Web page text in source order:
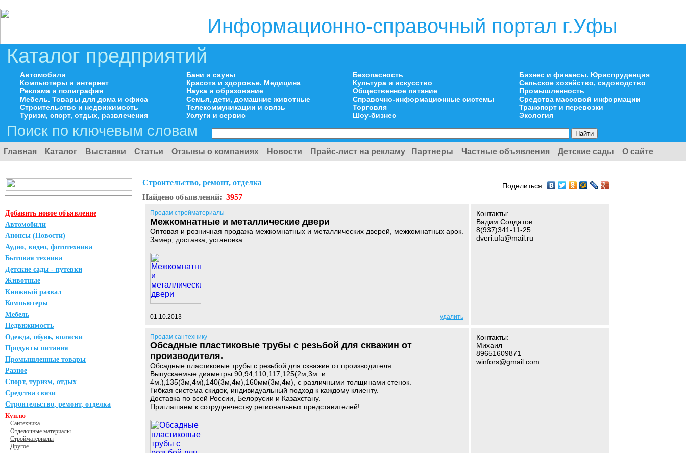
Информационно-справочный портал г.Уфы
Каталог предприятий
Автомобили
Компьютеры и интернет
Реклама и полиграфия
Мебель. Товары для дома и офиса
Строительство и недвижимость
Туризм, спорт, отдых, развлечения
Бани и сауны
Красота и здоровье. Медицина
Наука и образование
Семья, дети, домашние животные
Телекоммуникации и связь
Услуги и сервис
Безопасность
Культура и искусство
Общественное питание
Справочно-информационные системы
Торговля
Шоу-бизнес
Бизнес и финансы. Юриспруденция
Сельское хозяйство, садоводство
Промышленность
Средства массовой информации
Транспорт и перевозки
Экология
Поиск по ключевым словам
Главная Каталог Выставки Статьи Отзывы о компаниях Новости Прайс-лист на рекламу Партнеры Частные объявления Детские сады О сайте
Добавить новое объявление
Автомобили
Анонсы (Новости)
Аудио, видео, фототехника
Бытовая техника
Детские сады - путевки
Животные
Книжный развал
Компьютеры
Мебель
Недвижимость
Одежда, обувь, коляски
Продукты питания
Промышленные товары
Разное
Спорт, туризм, отдых
Средства связи
Строительство, ремонт, отделка
Куплю
Сантехника
Отделочные материалы
Стройматериалы
Другое
Строительство, ремонт, отделка Поделиться
Найдено объявлений: 3957
Продам стройматериалы
Межкомнатные и металлические двери
Оптовая и розничная продажа межкомнатных и металлических дверей, межкомнатных арок.
Замер, доставка, установка.
01.10.2013 удалить
Контакты:
Вадим Солдатов
8(937)341-11-25
dveri.ufa@mail.ru
Продам сантехнику
Обсадные пластиковые трубы с резьбой для скважин от
производителя.
Обсадные пластиковые трубы с резьбой для скважин от производителя.
Выпускаемые диаметры:90,94,110,117,125(2м,3м. и
4м.),135(3м,4м),140(3м,4м),160мм(3м,4м), с различными толщинами стенок.
Гибкая система скидок, индивидуальный подход к каждому клиенту.
Доставка по всей России, Белорусии и Казахстану.
Приглашаем к сотруднечеству региональных представителей!
Контакты:
Михаил
89651609871
winfors@gmail.com